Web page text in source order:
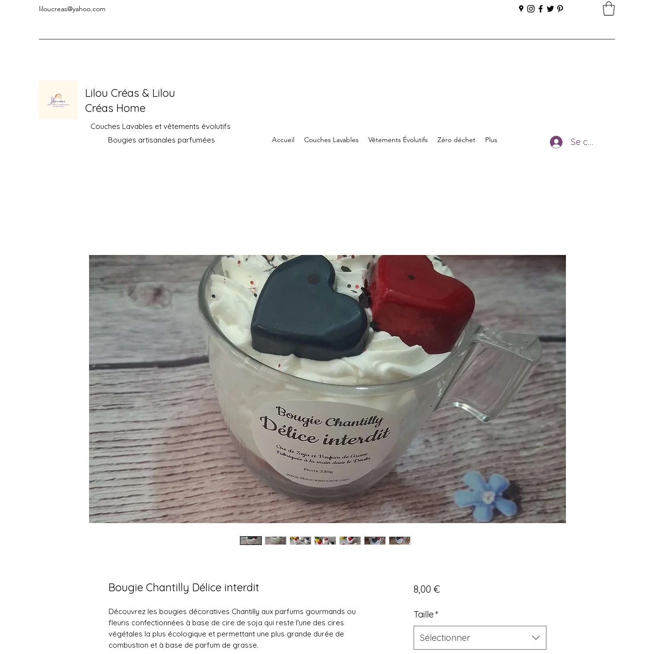
liloucreas@yahoo.com
Lilou Créas & Lilou
Créas Home
Couches Lavables et vêtements évolutifs
Bougies artisanales parfumées
Accueil Couches Lavables Vêtements Évolutifs Zéro déchet Plus Se connecter
Bougie Chantilly Délice interdit
Découvrez les bougies décoratives Chantilly aux parfums gourmands ou
fleuris confectionnées à base de cire de soja qui reste l'une des cires
végétales la plus écologique et permettant une plus grande durée de
combustion et à base de parfum de grasse.
8,00 €Prix
Taille*
Sélectionner